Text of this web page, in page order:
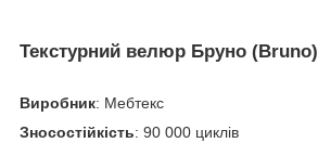
Текстурний велюр Бруно (Bruno)
Виробник: Мебтекс
Зносостійкість: 90 000 циклів